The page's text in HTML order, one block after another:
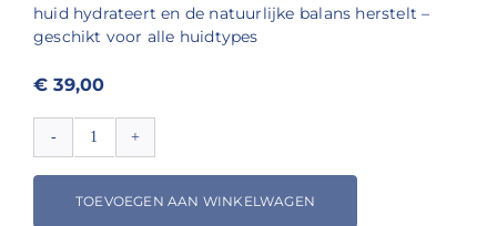
huid hydrateert en de natuurlijke balans herstelt –
geschikt voor alle huidtypes
€ 39,00
Dermaceutic
Cleanser
TOEVOEGEN AAN WINKELWAGEN